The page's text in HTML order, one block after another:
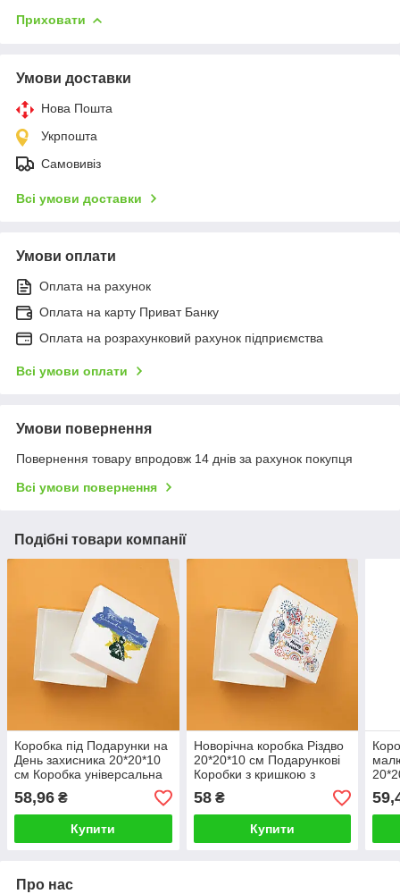
Приховати
Умови доставки
Нова Пошта
Укрпошта
Самовивіз
Всі умови доставки
Умови оплати
Оплата на рахунок
Оплата на карту Приват Банку
Оплата на розрахунковий рахунок підприємства
Всі умови оплати
Умови повернення
Повернення товару впродовж 14 днів за рахунок покупця
Всі умови повернення
Подібні товари компанії
Коробка під Подарунки на
День захисника 20*20*10
см Коробка універсальна
для патріотичних
подарунків військовим
58,96 ₴
Купити
Новорічна коробка Різдво
20*20*10 см Подарункові
Коробки з кришкою з
малюнком
58₴
Купити
Про нас